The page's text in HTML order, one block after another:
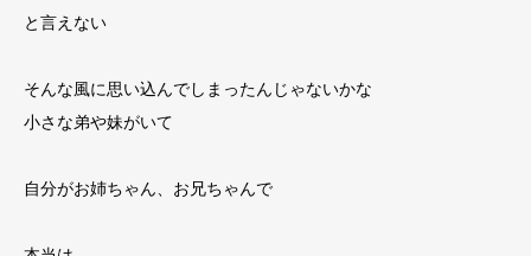
と言えない
そんな風に思い込んでしまったんじゃないかな
小さな弟や妹がいて
自分がお姉ちゃん、お兄ちゃんで